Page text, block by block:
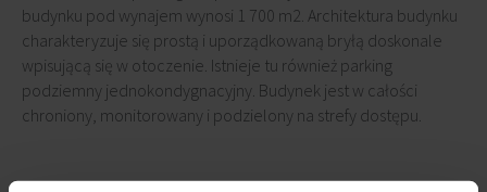
budynku pod wynajem wynosi 1 700 m2. Architektura budynku
charakteryzuje się prostą i uporządkowaną bryłą doskonale
wpisującą się w otoczenie. Istnieje tu również parking
podziemny jednokondygnacyjny. Budynek jest w całości
chroniony, monitorowany i podzielony na strefy dostępu.